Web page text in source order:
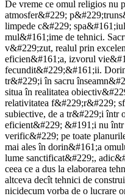
De vreme ce omul religios nu
atmosfer&#229;
limpede c&#229;
mul&#161;ime de tehnici.
v&#229;zut, realul prin
eficien&#161;a, izvorul
fecundit&#229;&#161;ii.
tr&#229;i în sacru
situa în realitatea
relativitatea f&#229;r&#229;
subiective, de a tr&#229;i într
eficient&#229; &#191;i nu într
verific&#229; pe toate
mai ales în dorin&#161;a
lume sanctificat&#229;,
ceea ce a dus la elaborarea
altceva decît tehnici de
nicidecum vorba de o lucrare